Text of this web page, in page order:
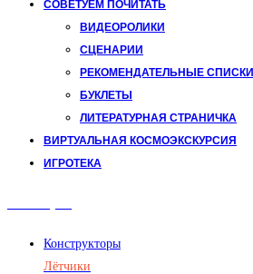
СОВЕТУЕМ ПОЧИТАТЬ
ВИДЕОРОЛИКИ
СЦЕНАРИИ
РЕКОМЕНДАТЕЛЬНЫЕ СПИСКИ
БУКЛЕТЫ
ЛИТЕРАТУРНАЯ СТРАНИЧКА
ВИРТУАЛЬНАЯ КОСМОЭКСКУРСИЯ
ИГРОТЕКА
Конструкторы
Лётчики